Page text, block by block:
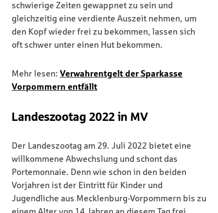
schwierige Zeiten gewappnet zu sein und
gleichzeitig eine verdiente Auszeit nehmen, um
den Kopf wieder frei zu bekommen, lassen sich
oft schwer unter einen Hut bekommen.
Mehr lesen: Verwahrentgelt der Sparkasse
Vorpommern entfällt
Landeszootag 2022 in MV
Der Landeszootag am 29. Juli 2022 bietet eine
willkommene Abwechslung und schont das
Portemonnaie. Denn wie schon in den beiden
Vorjahren ist der Eintritt für Kinder und
Jugendliche aus Mecklenburg-Vorpommern bis zu